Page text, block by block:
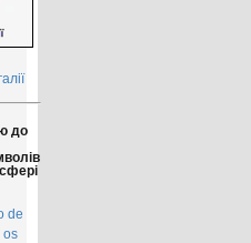
до
сфері
de
os